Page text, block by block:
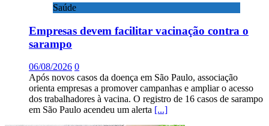
Saúde
Empresas devem facilitar vacinação contra o
sarampo
06/08/2026 0
Após novos casos da doença em São Paulo, associação
orienta empresas a promover campanhas e ampliar o acesso
dos trabalhadores à vacina. O registro de 16 casos de sarampo
em São Paulo acendeu um alerta [...]